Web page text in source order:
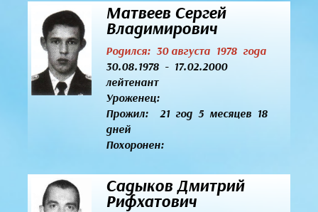
Матвеев Сергей
Владимирович
Родился: 30 августа 1978 года
30.08.1978 - 17.02.2000
лейтенант
Уроженец:
Прожил: 21 год 5 месяцев 18
дней
Похоронен:
Садыков Дмитрий
Рифхатович